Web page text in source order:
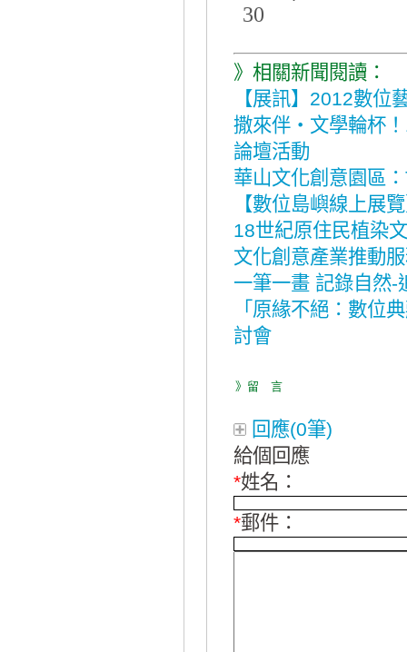
30
》相關新聞閱讀：
【展訊】2012數位
撒來伴‧文學輪杯！
論壇活動
華山文化創意園區
【數位島嶼線上展
18世紀原住民植染
文化創意產業推動
一筆一畫 記錄自然-
「原緣不絕：數位
討會
》留 言
回應(0筆)
給個回應
*姓名：
*郵件：